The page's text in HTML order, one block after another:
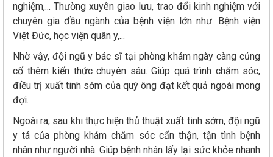
nghiệm,... Thường xuyên giao lưu, trao đổi kinh nghiệm với
chuyên gia đầu ngành của bệnh viện lớn như: Bệnh viện
Việt Đức, học viện quân y,...
Nhờ vậy, đội ngũ y bác sĩ tại phòng khám ngày càng củng
cố thêm kiến thức chuyên sâu. Giúp quá trình chăm sóc,
điều trị xuất tinh sớm của quý ông đạt kết quả ngoài mong
đợi.
Ngoài ra, sau khi thực hiện thủ thuật xuất tinh sớm, đội ngũ
y tá của phòng khám chăm sóc cẩn thận, tận tình bệnh
nhân như người nhà. Giúp bệnh nhân lấy lại sức khỏe nhanh